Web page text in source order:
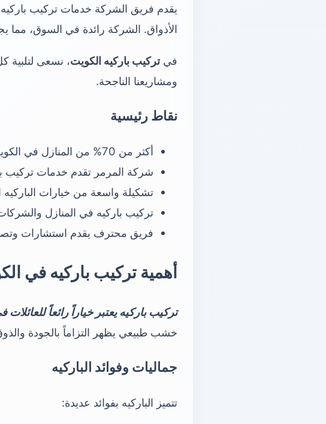
يقدم فريق الشركة خدمات تركيب
الأذواق. الشركة رائدة في السوق، مما
فيتركيب باركيه الكويت، نسعى لتلبية
ومشاريعنا الناجحة.
نقاط رئيسية
أكثر من 70% من المنازل في الكويت تفضل تركيب باركيه.
شركة المرمر تقدم خدمات تركيب
تشكيلة واسعة من خيارات الباركيه
تركيب باركيه في المنازل
فريق محترف يقدم استشارات
أهمية تركيب باركيه في
تركيب باركيه يعتبر خياراً رائعاً
خشب طبيعي يظهر التزاماً بالجودة
جماليات وفوائد الباركيه
تتميز الباركيه بفوائد عديدة: